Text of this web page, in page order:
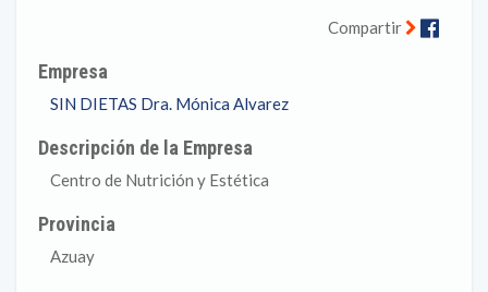
Compartir
Empresa
SIN DIETAS Dra. Mónica Alvarez
Descripción de la Empresa
Centro de Nutrición y Estética
Provincia
Azuay